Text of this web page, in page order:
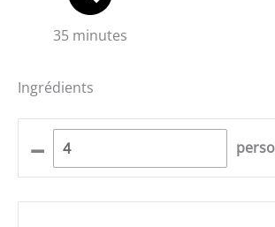
35 minutes
Ingrédients
–